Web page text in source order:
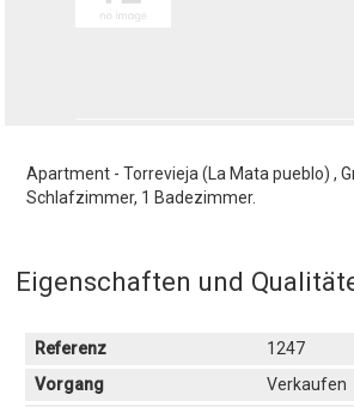
Apartment - Torrevieja (La Mata pueblo) ,
Schlafzimmer, 1 Badezimmer.
Eigenschaften und
Referenz
1247
Vorgang
Verkaufen